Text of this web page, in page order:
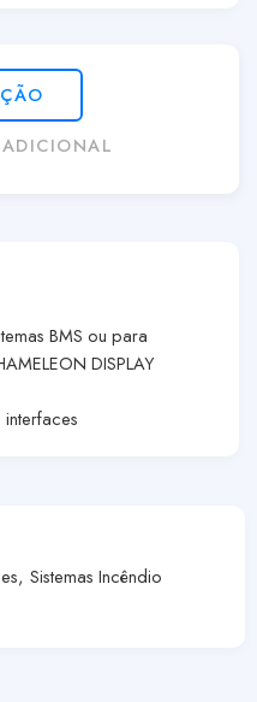
BMS ou para
DISPLAY
, Sistemas Incêndio